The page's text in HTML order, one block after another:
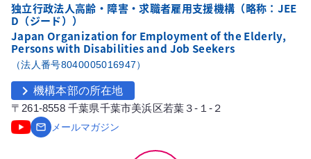
独立行政法人高齢・障害・求職者雇用支援機構（略称：JEE
D（ジード））
Japan Organization for Employment of the Elderly,
Persons with Disabilities and Job Seekers
（法人番号8040005016947）
chevron_right 機構本部の所在地
〒261-8558 千葉県千葉市美浜区若葉３-１-２
email メールマガジン